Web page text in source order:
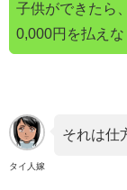
子供ができたら
0,000円を払えな
タイ人嫁
それは仕